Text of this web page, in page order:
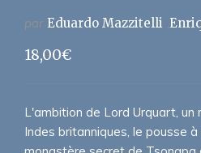
par Eduardo Mazzitelli
18,00€
L'ambition de Lord Urquart, un
Indes britanniques, le pousse